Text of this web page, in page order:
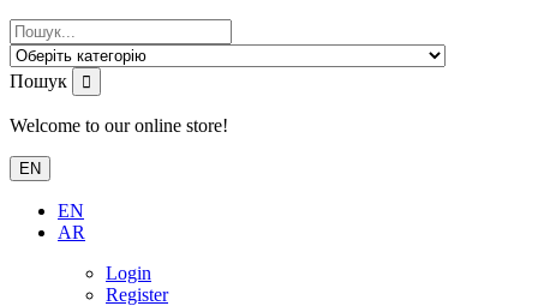
Пошук
Welcome to our online store!
EN
EN
AR
Login
Register